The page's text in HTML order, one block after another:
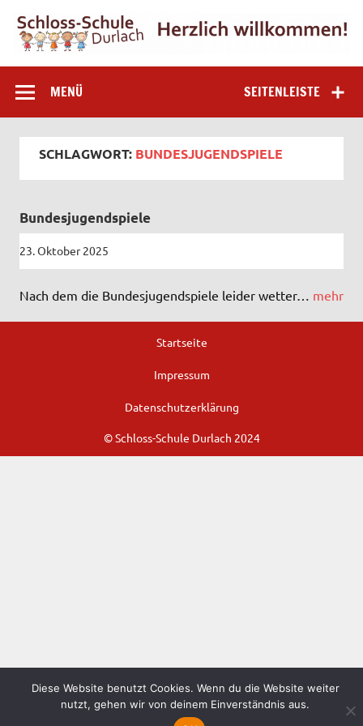
Inhalt
springen
Schloss-Schule
Durlach
Grundschule in Karlsruhe-Durlach
SEITENLEISTE
MENÜ
SCHLAGWORT: BUNDESJUGENDSPIELE
Bundesjugendspiele
23. Oktober 2025
Nach dem die Bundesjugendspiele leider wetter… mehr
Startseite
Impressum
Datenschutzerklärung
© Schloss-Schule Durlach 2024
Diese Website benutzt Cookies. Wenn du die Website weiter
nutzt, gehen wir von deinem Einverständnis aus.